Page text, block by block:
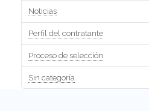
Noticias
Perfil del contratante
Proceso de selección
Sin categoría